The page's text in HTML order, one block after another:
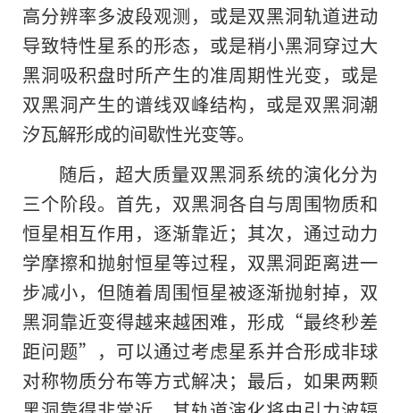
高分辨率多波段观测，或是双黑洞轨道进动
导致特性星系的形态，或是稍小黑洞穿过大
黑洞吸积盘时所产生的准周期性光变，或是
双黑洞产生的谱线双峰结构，或是双黑洞潮
汐瓦解形成的间歇性光变等。
随后，超大质量双黑洞系统的演化分为
三个阶段。首先，双黑洞各自与周围物质和
恒星相互作用，逐渐靠近；其次，通过动力
学摩擦和抛射恒星等过程，双黑洞距离进一
步减小，但随着周围恒星被逐渐抛射掉，双
黑洞靠近变得越来越困难，形成“最终秒差
距问题”，可以通过考虑星系并合形成非球
对称物质分布等方式解决；最后，如果两颗